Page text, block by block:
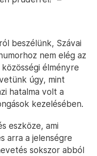
beszélünk, Szávai
nem elég az
élményre
úgy, mint
hatalma volt a
kezelésében.
eszköze, ami
arra a jelenségre
sokszor abból